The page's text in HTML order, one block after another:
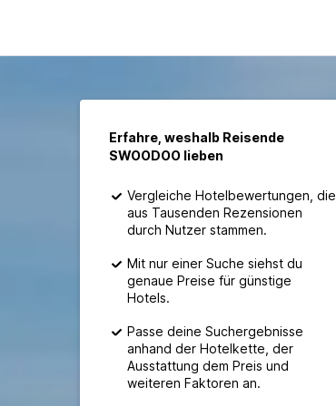
Erfahre, weshalb Reisende
SWOODOO lieben
Vergleiche Hotelbewertungen, die
aus Tausenden Rezensionen
durch Nutzer stammen.
Mit nur einer Suche siehst du
genaue Preise für günstige
Hotels.
Passe deine Suchergebnisse
anhand der Hotelkette, der
Ausstattung dem Preis und
weiteren Faktoren an.